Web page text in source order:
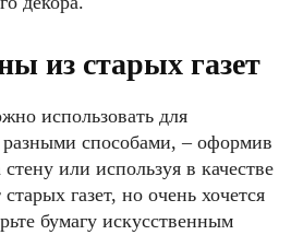
из старых газет
использовать для
способами, – оформив
или используя в качестве
газет, но очень хочется
бумагу искусственным